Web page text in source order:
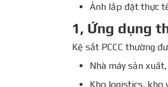
Ảnh lắp đặt thực
1, Ứng dụng
Kệ sắt PCCC thường
Nhà máy sản
Kho logistics, kho